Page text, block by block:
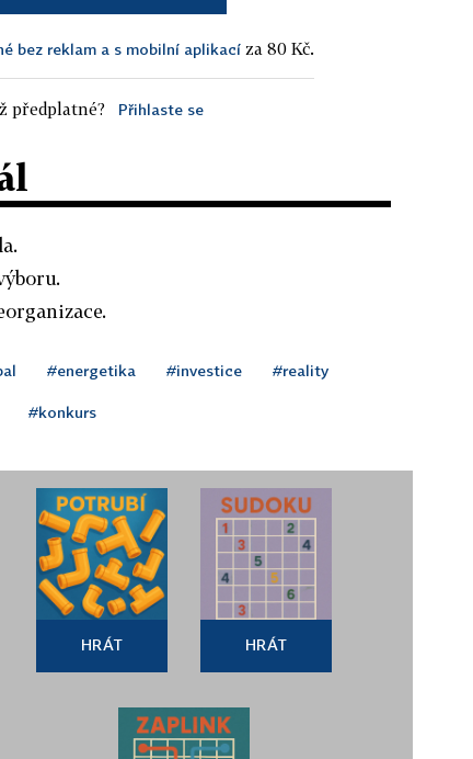
bez reklam a s mobilní aplikací za 80 Kč.
předplatné? Přihlaste se
#energetika #investice #reality
#konkurs
HRÁT HRÁT